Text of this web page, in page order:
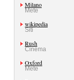
Milano
Mete
wikipedia
Siti
Rush
Cinema
Oxford
Mete